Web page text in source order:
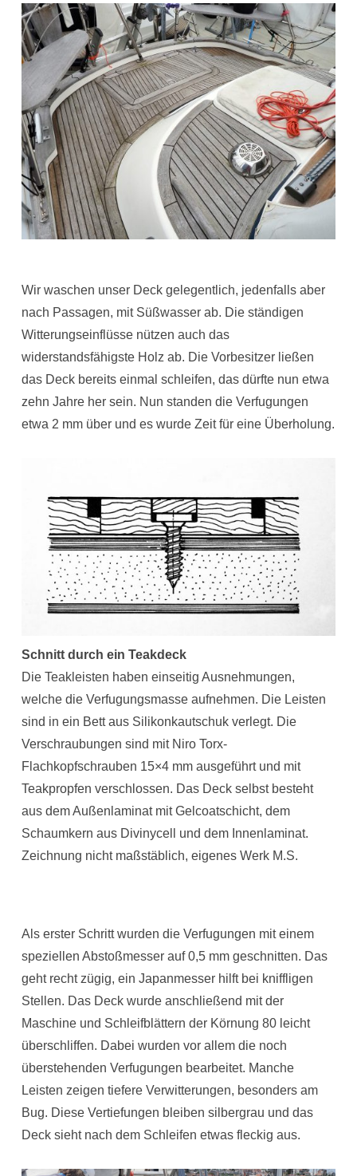
Wir waschen unser Deck gelegentlich, jedenfalls aber
nach Passagen, mit Süßwasser ab. Die ständigen
Witterungseinflüsse nützen auch das
widerstandsfähigste Holz ab. Die Vorbesitzer ließen
das Deck bereits einmal schleifen, das dürfte nun etwa
zehn Jahre her sein. Nun standen die Verfugungen
etwa 2 mm über und es wurde Zeit für eine Überholung.
Schnitt durch ein Teakdeck
Die Teakleisten haben einseitig Ausnehmungen,
welche die Verfugungsmasse aufnehmen. Die Leisten
sind in ein Bett aus Silikonkautschuk verlegt. Die
Verschraubungen sind mit Niro Torx-
Flachkopfschrauben 15×4 mm ausgeführt und mit
Teakpropfen verschlossen. Das Deck selbst besteht
aus dem Außenlaminat mit Gelcoatschicht, dem
Schaumkern aus Divinycell und dem Innenlaminat.
Zeichnung nicht maßstäblich, eigenes Werk M.S.
Als erster Schritt wurden die Verfugungen mit einem
speziellen Abstoßmesser auf 0,5 mm geschnitten. Das
geht recht zügig, ein Japanmesser hilft bei kniffligen
Stellen. Das Deck wurde anschließend mit der
Maschine und Schleifblättern der Körnung 80 leicht
überschliffen. Dabei wurden vor allem die noch
überstehenden Verfugungen bearbeitet. Manche
Leisten zeigen tiefere Verwitterungen, besonders am
Bug. Diese Vertiefungen bleiben silbergrau und das
Deck sieht nach dem Schleifen etwas fleckig aus.